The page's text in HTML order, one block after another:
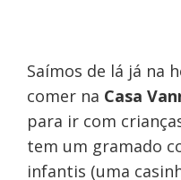
Saímos de lá já na
comer na Casa
para ir com
tem um gramado
infantis (uma